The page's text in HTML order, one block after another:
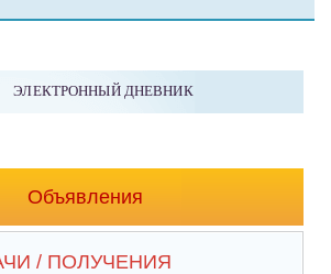
ЭЛЕКТРОННЫЙ ДНЕВНИК
Объявления
/ ПОЛУЧЕНИЯ